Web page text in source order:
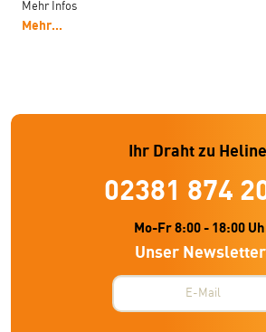
Mehr Infos
Mehr...
Ihr Draht zu
02381 874
Mo-Fr 8:00 - 18:00
Unser